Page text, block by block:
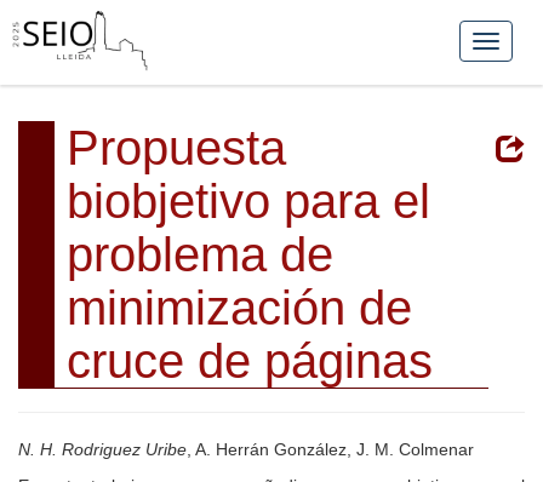
Propuesta
biobjetivo para el
problema de
minimización de
cruce de páginas
N. H. Rodriguez Uribe , A. Herrán González, J. M. Colmenar